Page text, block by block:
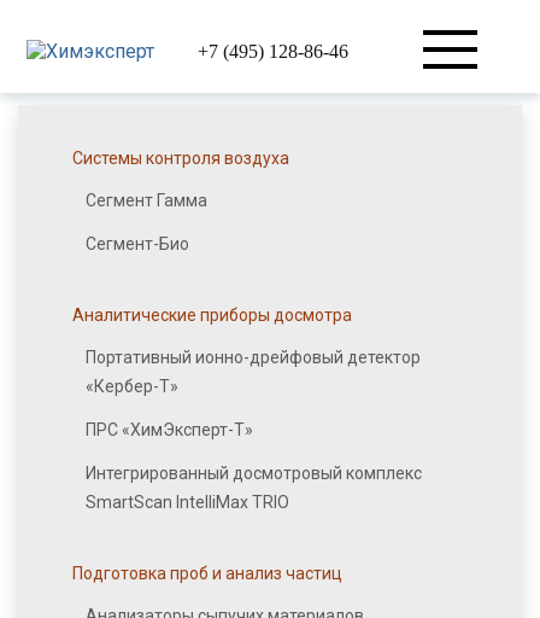
+7 (495) 128-86-46
Системы контроля воздуха
Сегмент Гамма
Сегмент-Био
Аналитические приборы досмотра
Портативный ионно-дрейфовый детектор
«Кербер-Т»
ПРС «ХимЭксперт-Т»
Интегрированный досмотровый комплекс
SmartScan IntelliMax TRIO
Подготовка проб и анализ частиц